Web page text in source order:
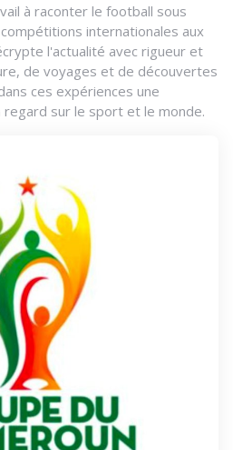
à raconter le football sous
internationales aux
l'actualité avec rigueur et
de voyages et de découvertes
ces expériences une
sur le sport et le monde.